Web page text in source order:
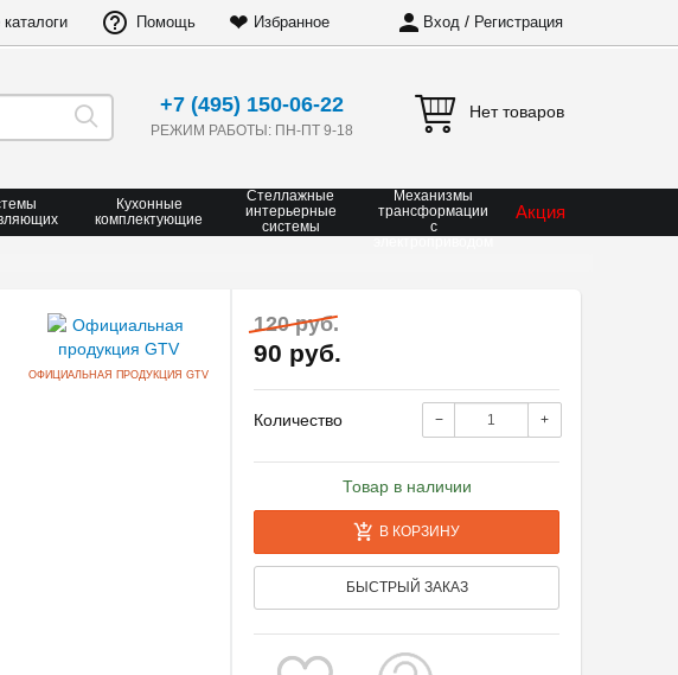
Помощь ❤ Избранное Вход / Регистрация
+7 (495) 150-06-22
РЕЖИМ РАБОТЫ: ПН-ПТ 9-18
Нет товаров
Кухонные
комплектующие
Стеллажные
интерьерные
системы
Механизмы
трансформации
с
Акция
ОФИЦИАЛЬНАЯ ПРОДУКЦИЯ GTV
120 руб.
90 руб.
Количество − +
Товар в наличии
В КОРЗИНУ
БЫСТРЫЙ ЗАКАЗ